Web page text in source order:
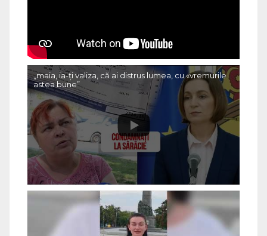
„maia, ia-ți valiza, că ai distrus lumea, cu «vremurile
astea bune”